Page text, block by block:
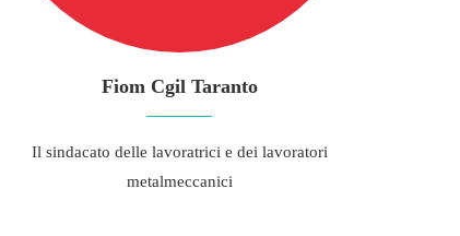
Fiom Cgil Taranto
Il sindacato delle lavoratrici e dei lavoratori
metalmeccanici